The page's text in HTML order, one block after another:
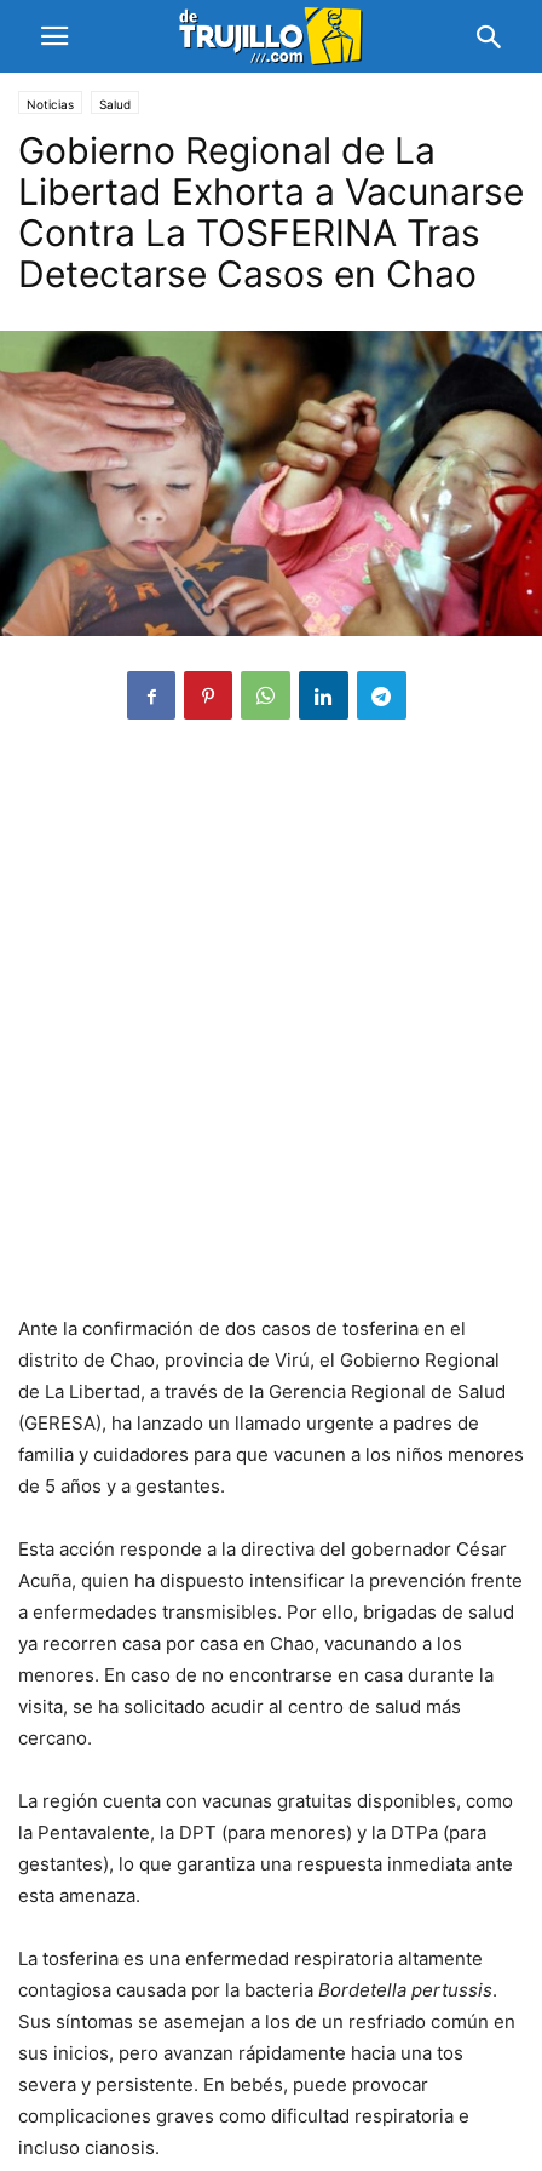
Noticias Salud
Gobierno Regional de La
Libertad Exhorta a Vacunarse
Contra La TOSFERINA Tras
Detectarse Casos en Chao
Ante la confirmación de dos casos de tosferina en el
distrito de Chao, provincia de Virú, el Gobierno Regional
de La Libertad, a través de la Gerencia Regional de Salud
(GERESA), ha lanzado un llamado urgente a padres de
familia y cuidadores para que vacunen a los niños menores
de 5 años y a gestantes.
Esta acción responde a la directiva del gobernador César
Acuña, quien ha dispuesto intensificar la prevención frente
a enfermedades transmisibles. Por ello, brigadas de salud
ya recorren casa por casa en Chao, vacunando a los
menores. En caso de no encontrarse en casa durante la
visita, se ha solicitado acudir al centro de salud más
cercano.
La región cuenta con vacunas gratuitas disponibles, como
la Pentavalente, la DPT (para menores) y la DTPa (para
gestantes), lo que garantiza una respuesta inmediata ante
esta amenaza.
La tosferina es una enfermedad respiratoria altamente
contagiosa causada por la bacteria Bordetella pertussis.
Sus síntomas se asemejan a los de un resfriado común en
sus inicios, pero avanzan rápidamente hacia una tos
severa y persistente. En bebés, puede provocar
complicaciones graves como dificultad respiratoria e
incluso cianosis.